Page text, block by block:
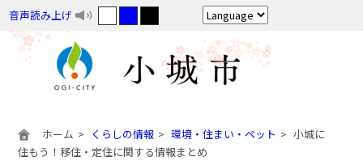
音声読み上げ
ホーム くらしの情報 環境・住まい・ペット
小城に
住もう！移住・定住に関する情報まとめ